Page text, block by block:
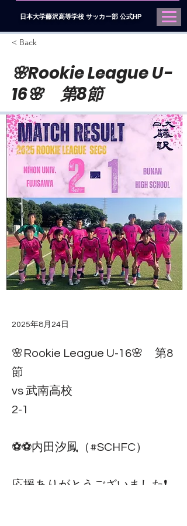
日本大学藤沢高等学校 サッカー部 公式HP
< Back
🌸Rookie League U-
16🌸 第8節
2025年8月24日
🌸Rookie League U-16🌸 第8
節
vs 武南高校
2-1
⚽️⚽️内田汐鳳（#SCHFC）
応援ありがとうございました❗️